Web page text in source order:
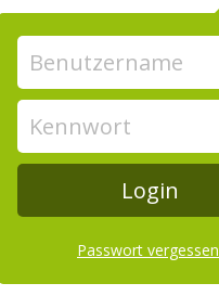
Passwort vergessen